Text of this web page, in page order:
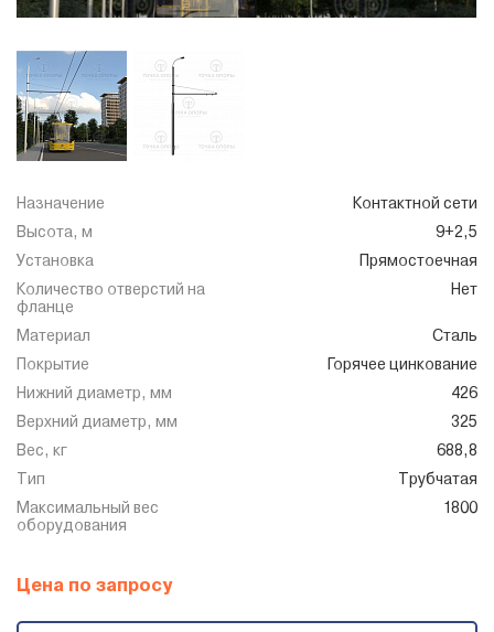
Назначение
Контактной сети
Высота, м
9+2,5
Установка
Прямостоечная
Количество отверстий на
фланце
Нет
Материал
Сталь
Покрытие
Горячее цинкование
Нижний диаметр, мм
426
Верхний диаметр, мм
325
Вес, кг
688,8
Тип
Трубчатая
Максимальный вес
оборудования
1800
Цена по запросу